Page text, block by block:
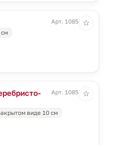
Арт. 10856.10
см
☆
Арт. 10857.13
виде 10 см
☆